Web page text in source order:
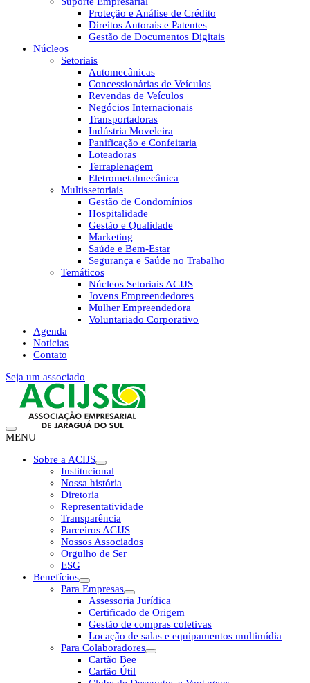
Proteção e Análise de Crédito
Direitos Autorais e Patentes
Gestão de Documentos Digitais
Núcleos
Setoriais
Automecânicas
Concessionárias de Veículos
Revendas de Veículos
Negócios Internacionais
Transportadoras
Indústria Moveleira
Panificação e Confeitaria
Loteadoras
Terraplenagem
Eletrometalmecânica
Multissetoriais
Gestão de Condomínios
Hospitalidade
Gestão e Qualidade
Marketing
Saúde e Bem-Estar
Segurança e Saúde no Trabalho
Temáticos
Núcleos Setoriais ACIJS
Jovens Empreendedores
Mulher Empreendedora
Voluntariado Corporativo
Agenda
Notícias
Contato
Seja um associado
MENU
Sobre a ACIJS
Institucional
Nossa história
Diretoria
Representatividade
Transparência
Parceiros ACIJS
Nossos Associados
Orgulho de Ser
ESG
Benefícios
Para Empresas
Assessoria Jurídica
Certificado de Origem
Gestão de compras coletivas
Locação de salas e equipamentos multimídia
Para Colaboradores
Cartão Bee
Cartão Útil